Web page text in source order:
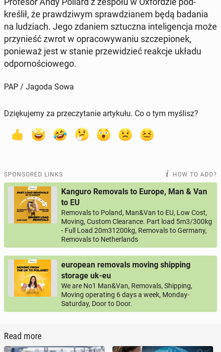
kreślił, że prawdzi­wym sprawdzianem będą badania
na ludzi­ach. Jego zdaniem sz­tucz­na in­teligenc­ja może
przynieść zwrot w opra­cowywa­niu szczepi­onek,
ponieważ jest w stanie przewidzieć reakcje układu
odpornoś­ciowego.
PAP / Jagoda Sowa
Dziękujemy za przeczytanie artykułu. Co o tym myślisz?
SPONSORED LINKS HOW TO ADD?
Kanguro Removals to Europe, Man & Van
to EU
Removals to Poland, Man&Van to EU, Low Cost,
Moving, Custom Clearance. Part load 5m3/300kg
- Full Load 20m31200kg, Removals to Germany,
Removals to Netherlands
european removals moving shipping
storage uk-eu
We are No1 Man&Van, Removals, Shipping,
Moving operating 6 days a week, Monday-
Saturday, Door to Door.
Read more